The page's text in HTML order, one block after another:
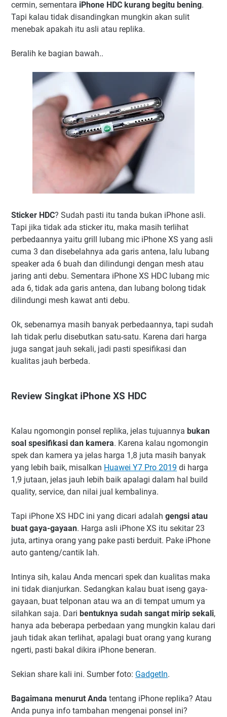
cermin, sementara iPhone HDC kurang begitu bening.
Tapi kalau tidak disandingkan mungkin akan sulit
menebak apakah itu asli atau replika.
Beralih ke bagian bawah..
Sticker HDC? Sudah pasti itu tanda bukan iPhone asli.
Tapi jika tidak ada sticker itu, maka masih terlihat
perbedaannya yaitu grill lubang mic iPhone XS yang asli
cuma 3 dan disebelahnya ada garis antena, lalu lubang
speaker ada 6 buah dan dilindungi dengan mesh atau
jaring anti debu. Sementara iPhone XS HDC lubang mic
ada 6, tidak ada garis antena, dan lubang bolong tidak
dilindungi mesh kawat anti debu.
Ok, sebenarnya masih banyak perbedaannya, tapi sudah
lah tidak perlu disebutkan satu-satu. Karena dari harga
juga sangat jauh sekali, jadi pasti spesifikasi dan
kualitas jauh berbeda.
Review Singkat iPhone XS HDC
Kalau ngomongin ponsel replika, jelas tujuannya bukan
soal spesifikasi dan kamera. Karena kalau ngomongin
spek dan kamera ya jelas harga 1,8 juta masih banyak
yang lebih baik, misalkan Huawei Y7 Pro 2019 di harga
1,9 jutaan, jelas jauh lebih baik apalagi dalam hal build
quality, service, dan nilai jual kembalinya.
Tapi iPhone XS HDC ini yang dicari adalah gengsi atau
buat gaya-gayaan. Harga asli iPhone XS itu sekitar 23
juta, artinya orang yang pake pasti berduit. Pake iPhone
auto ganteng/cantik lah.
Intinya sih, kalau Anda mencari spek dan kualitas maka
ini tidak dianjurkan. Sedangkan kalau buat iseng gaya-
gayaan, buat telponan atau wa an di tempat umum ya
silahkan saja. Dari bentuknya sudah sangat mirip sekali,
hanya ada beberapa perbedaan yang mungkin kalau dari
jauh tidak akan terlihat, apalagi buat orang yang kurang
ngerti, pasti bakal dikira iPhone beneran.
Sekian share kali ini. Sumber foto: GadgetIn.
Bagaimana menurut Anda tentang iPhone replika? Atau
Anda punya info tambahan mengenai ponsel ini?